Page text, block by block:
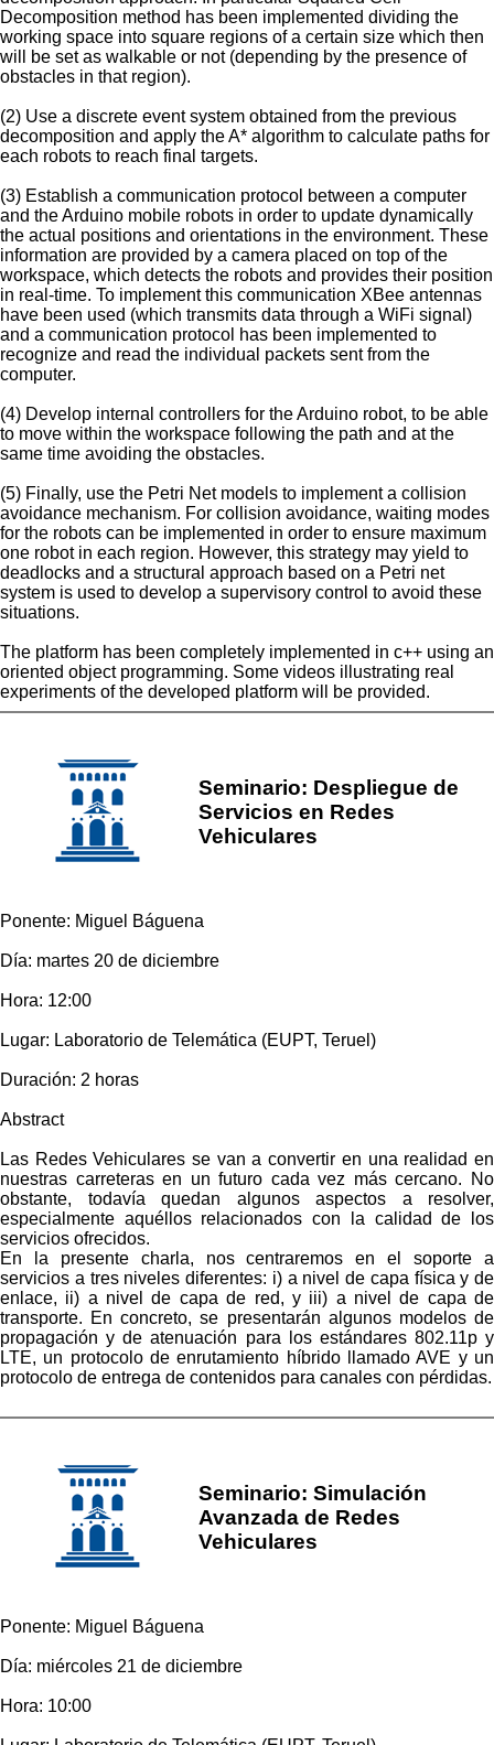
Decomposition method has been implemented dividing the
working space into square regions of a certain size which then
will be set as walkable or not (depending by the presence of
obstacles in that region).
(2) Use a discrete event system obtained from the previous
decomposition and apply the A* algorithm to calculate paths for
each robots to reach final targets.
(3) Establish a communication protocol between a computer
and the Arduino mobile robots in order to update dynamically
the actual positions and orientations in the environment. These
information are provided by a camera placed on top of the
workspace, which detects the robots and provides their position
in real-time. To implement this communication XBee antennas
have been used (which transmits data through a WiFi signal)
and a communication protocol has been implemented to
recognize and read the individual packets sent from the
computer.
(4) Develop internal controllers for the Arduino robot, to be able
to move within the workspace following the path and at the
same time avoiding the obstacles.
(5) Finally, use the Petri Net models to implement a collision
avoidance mechanism. For collision avoidance, waiting modes
for the robots can be implemented in order to ensure maximum
one robot in each region. However, this strategy may yield to
deadlocks and a structural approach based on a Petri net
system is used to develop a supervisory control to avoid these
situations.
The platform has been completely implemented in c++ using an
oriented object programming. Some videos illustrating real
experiments of the developed platform will be provided.
Seminario: Despliegue de
Servicios en Redes
Vehiculares
Ponente: Miguel Báguena
Día: martes 20 de diciembre
Hora: 12:00
Lugar: Laboratorio de Telemática (EUPT, Teruel)
Duración: 2 horas
Abstract
Las Redes Vehiculares se van a convertir en una realidad en
nuestras carreteras en un futuro cada vez más cercano. No
obstante, todavía quedan algunos aspectos a resolver,
especialmente aquéllos relacionados con la calidad de los
servicios ofrecidos.
En la presente charla, nos centraremos en el soporte a
servicios a tres niveles diferentes: i) a nivel de capa física y de
enlace, ii) a nivel de capa de red, y iii) a nivel de capa de
transporte. En concreto, se presentarán algunos modelos de
propagación y de atenuación para los estándares 802.11p y
LTE, un protocolo de enrutamiento híbrido llamado AVE y un
protocolo de entrega de contenidos para canales con pérdidas.
Seminario: Simulación
Avanzada de Redes
Vehiculares
Ponente: Miguel Báguena
Día: miércoles 21 de diciembre
Hora: 10:00